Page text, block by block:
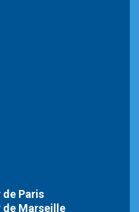
Paris
de Marseille